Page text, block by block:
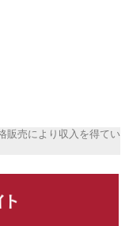
販売により収入を得てい